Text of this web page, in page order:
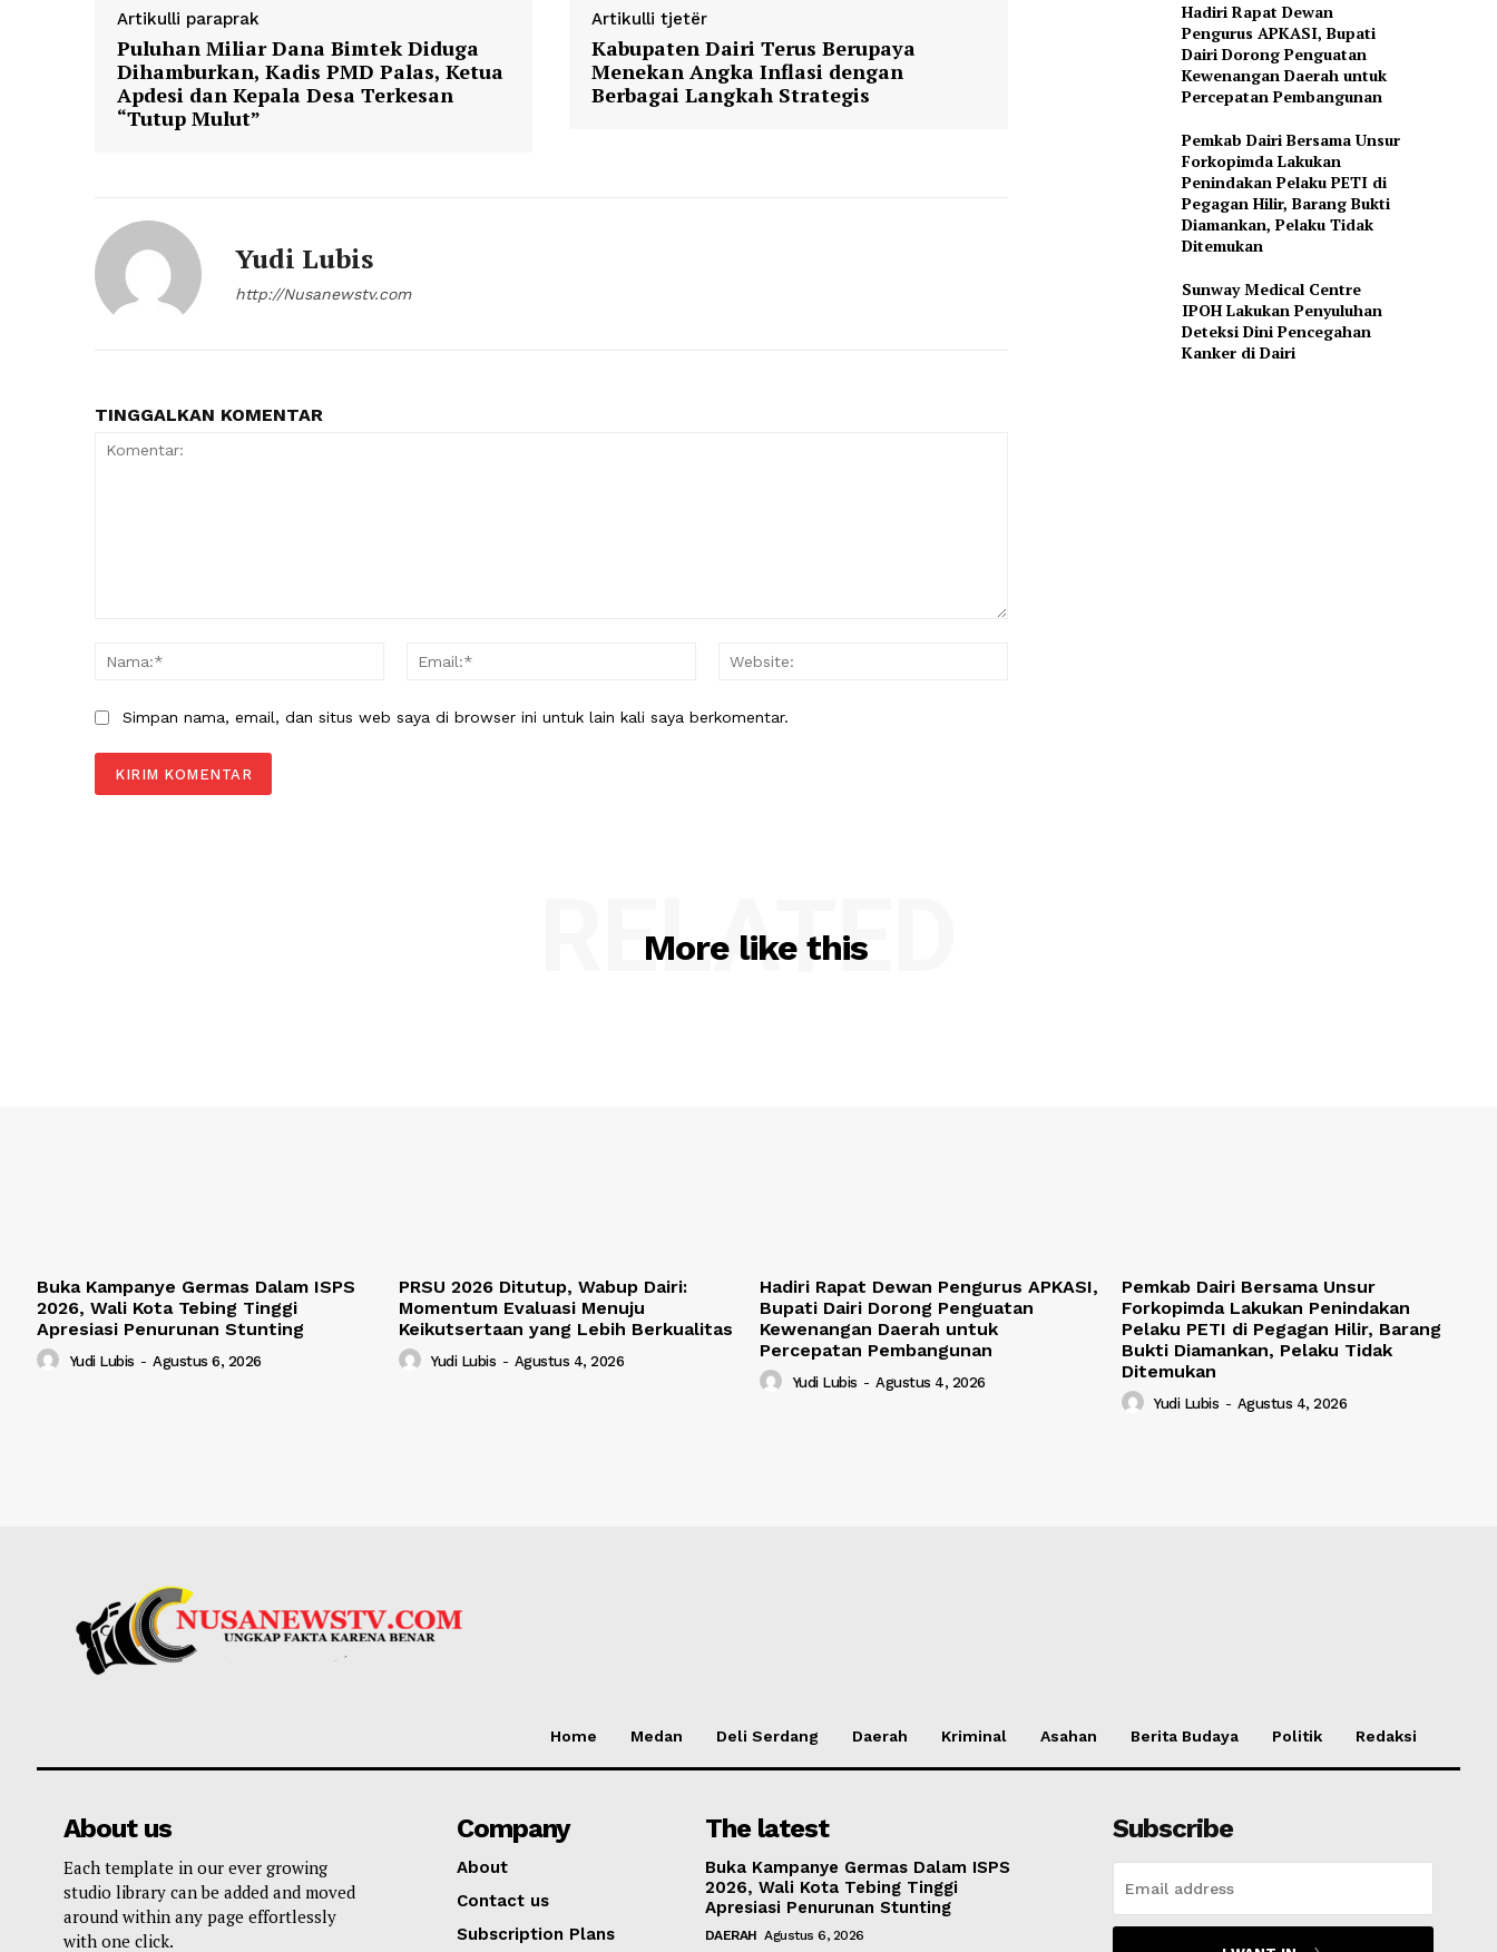
News Week
Magazine PRO
Company
About
Artikulli paraprak
Puluhan Miliar Dana Bimtek Diduga
Dihamburkan, Kadis PMD Palas, Ketua
Apdesi dan Kepala Desa Terkesan
“Tutup Mulut”
Artikulli tjetër
Kabupaten Dairi Terus Berupaya
Menekan Angka Inflasi dengan
Berbagai Langkah Strategis
Yudi Lubis
http://Nusanewstv.com
TINGGALKAN KOMENTAR
Nama:*
Email:*
Simpan nama, email, dan situs web saya di browser ini untuk lain kali saya berkomentar.
Hadiri Rapat Dewan
Pengurus APKASI, Bupati
Dairi Dorong Penguatan
Kewenangan Daerah untuk
Percepatan Pembangunan
Pemkab Dairi Bersama Unsur
Forkopimda Lakukan
Penindakan Pelaku PETI di
Pegagan Hilir, Barang Bukti
Diamankan, Pelaku Tidak
Ditemukan
Sunway Medical Centre
IPOH Lakukan Penyuluhan
Deteksi Dini Pencegahan
Kanker di Dairi
More like this
RELATED
Buka Kampanye Germas Dalam ISPS
2026, Wali Kota Tebing Tinggi
Apresiasi Penurunan Stunting
Yudi Lubis - Agustus 6, 2026
PRSU 2026 Ditutup, Wabup Dairi:
Momentum Evaluasi Menuju
Keikutsertaan yang Lebih Berkualitas
Yudi Lubis - Agustus 4, 2026
Hadiri Rapat Dewan Pengurus APKASI,
Bupati Dairi Dorong Penguatan
Kewenangan Daerah untuk
Percepatan Pembangunan
Yudi Lubis - Agustus 4, 2026
Pemkab Dairi Bersama Unsur
Forkopimda Lakukan Penindakan
Pelaku PETI di Pegagan Hilir, Barang
Bukti Diamankan, Pelaku Tidak
Ditemukan
Yudi Lubis - Agustus 4, 2026
Home Medan Deli Serdang Daerah Kriminal Asahan Berita Budaya Politik Redaksi
About us
Each template in our ever growing
studio library can be added and moved
around within any page effortlessly
with one click.
Company
About
Contact us
Subscription Plans
The latest
Buka Kampanye Germas Dalam ISPS
2026, Wali Kota Tebing Tinggi
Apresiasi Penurunan Stunting
DAERAH Agustus 6, 2026
Subscribe